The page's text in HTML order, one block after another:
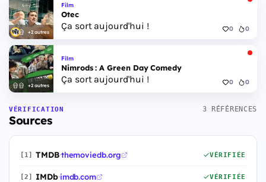
+2 autres
Film
Otec
Ça sort aujourd'hui ! 0 0
+2 autres
Film
Nimrods : A Green Day Comedy
Ça sort aujourd'hui ! 0 0
VÉRIFICATION
Sources
3 RÉFÉRENCES
[1] TMDB·themoviedb.org VÉRIFIÉE
[2] IMDb·imdb.com VÉRIFIÉE